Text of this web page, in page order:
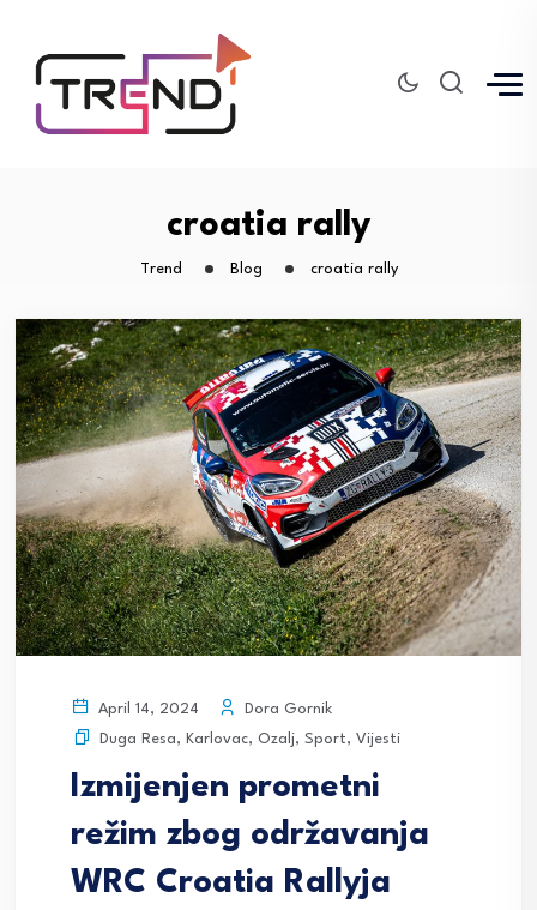
croatia rally
Trend Blog croatia rally
April 14, 2024
Dora Gornik
Duga Resa, Karlovac, Ozalj, Sport, Vijesti
Izmijenjen prometni
režim zbog održavanja
WRC Croatia Rallyja